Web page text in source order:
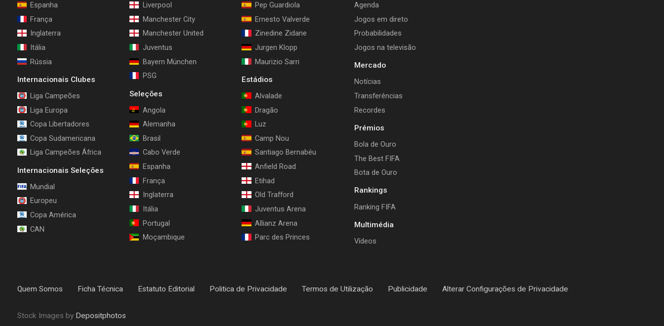
Espanha
França
Inglaterra
Itália
Rússia
Internacionais Clubes
Liga Campeões
Liga Europa
Copa Libertadores
Copa Sudamericana
Liga Campeões África
Internacionais Seleções
Mundial
Europeu
Copa América
CAN
Liverpool
Manchester City
Manchester United
Juventus
Bayern München
PSG
Seleções
Angola
Alemanha
Brasil
Cabo Verde
Espanha
França
Inglaterra
Itália
Portugal
Moçambique
Pep Guardiola
Ernesto Valverde
Zinedine Zidane
Jurgen Klopp
Maurizio Sarri
Estádios
Alvalade
Dragão
Luz
Camp Nou
Santiago Bernabéu
Anfield Road
Etihad
Old Trafford
Juventus Arena
Allianz Arena
Parc des Princes
Agenda
Jogos em direto
Probabilidades
Jogos na televisão
Mercado
Notícias
Transferências
Recordes
Prémios
Bola de Ouro
The Best FIFA
Bota de Ouro
Rankings
Ranking FIFA
Multimédia
Vídeos
Quem Somos Ficha Técnica Estatuto Editorial Politica de Privacidade Termos de Utilização Publicidade Alterar Configurações de Privacidade
Stock Images by Depositphotos